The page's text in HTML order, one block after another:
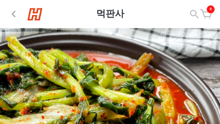
먹판사 0